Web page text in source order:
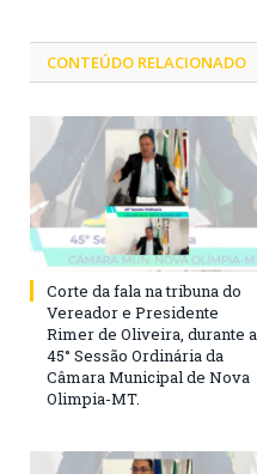
CONTEÚDO RELACIONADO
Corte da fala na tribuna do
Vereador e Presidente
Rimer de Oliveira, durante a
45° Sessão Ordinária da
Câmara Municipal de Nova
Olimpia-MT.